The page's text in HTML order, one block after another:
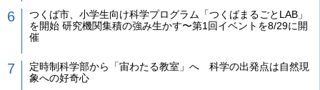
つくば市、小学生向け科学プログラム「つくばまるごとLAB」
を開始 研究機関集積の強み生かす〜第1回イベントを8/29に開
催
定時制科学部から「宙わたる教室」へ 科学の出発点は自然現
象への好奇心